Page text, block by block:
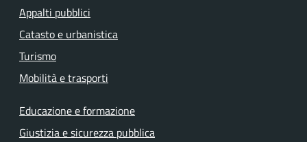
Appalti pubblici
Catasto e urbanistica
Turismo
Mobilità e trasporti
Educazione e formazione
Giustizia e sicurezza pubblica